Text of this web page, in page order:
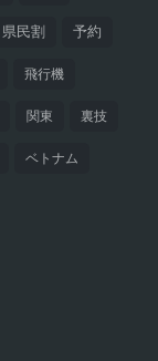
県民割 予約
飛行機
関東 裏技
ベトナム